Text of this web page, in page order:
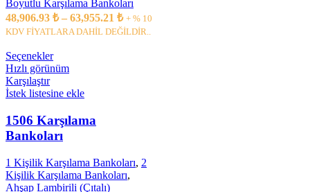
Boyutlu Karşılama Bankoları
48,906.93 ₺ – 63,955.21 ₺ + % 10
KDV FİYATLARA DAHİL DEĞİLDİR..
Seçenekler
Hızlı görünüm
Karşılaştır
İstek listesine ekle
1506 Karşılama
Bankoları
1 Kişilik Karşılama Bankoları, 2
Kişilik Karşılama Bankoları,
Ahşap Lambirili (Çıtalı)